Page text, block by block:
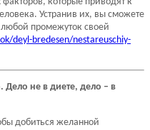
Устранив их, вы сможете
промежуток своей
deyl-bredesen/nestareuschiy-
не в диете, дело – в
добиться желанной